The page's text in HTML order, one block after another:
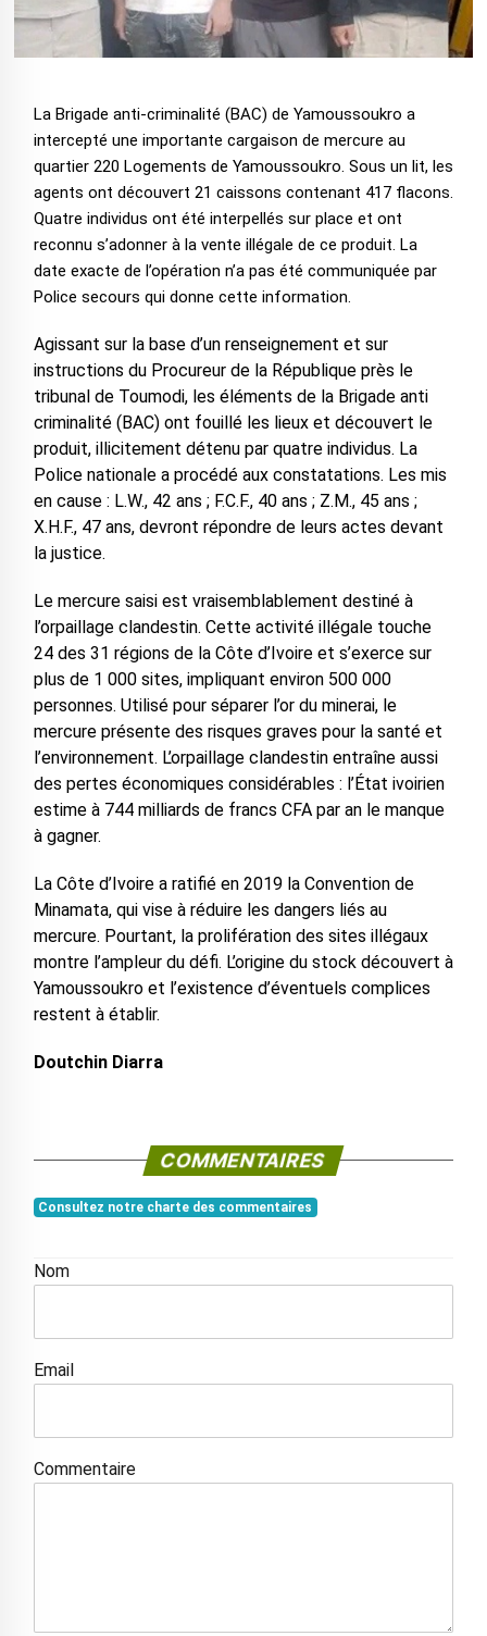
La Brigade anti-criminalité (BAC) de Yamoussoukro a
intercepté une importante cargaison de mercure au
quartier 220 Logements de Yamoussoukro. Sous un lit, les
agents ont découvert 21 caissons contenant 417 flacons.
Quatre individus ont été interpellés sur place et ont
reconnu s’adonner à la vente illégale de ce produit. La
date exacte de l’opération n’a pas été communiquée par
Police secours qui donne cette information.
Agissant sur la base d’un renseignement et sur
instructions du Procureur de la République près le
tribunal de Toumodi, les éléments de la Brigade anti
criminalité (BAC) ont fouillé les lieux et découvert le
produit, illicitement détenu par quatre individus. La
Police nationale a procédé aux constatations. Les mis
en cause : L.W., 42 ans ; F.C.F., 40 ans ; Z.M., 45 ans ;
X.H.F., 47 ans, devront répondre de leurs actes devant
la justice.
Le mercure saisi est vraisemblablement destiné à
l’orpaillage clandestin. Cette activité illégale touche
24 des 31 régions de la Côte d’Ivoire et s’exerce sur
plus de 1 000 sites, impliquant environ 500 000
personnes. Utilisé pour séparer l’or du minerai, le
mercure présente des risques graves pour la santé et
l’environnement. L’orpaillage clandestin entraîne aussi
des pertes économiques considérables : l’État ivoirien
estime à 744 milliards de francs CFA par an le manque
à gagner.
La Côte d’Ivoire a ratifié en 2019 la Convention de
Minamata, qui vise à réduire les dangers liés au
mercure. Pourtant, la prolifération des sites illégaux
montre l’ampleur du défi. L’origine du stock découvert à
Yamoussoukro et l’existence d’éventuels complices
restent à établir.
Doutchin Diarra
COMMENTAIRES
Consultez notre charte des commentaires
Nom
Email
Commentaire